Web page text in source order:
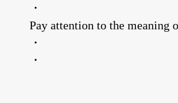
・
Pay attention to the meaning
・
・